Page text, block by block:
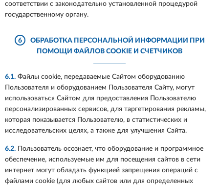
соответствии с законодательно установленной процедурой
государственному органу.
6
ОБРАБОТКА ПЕРСОНАЛЬНОЙ ИНФОРМАЦИИ ПРИ
ПОМОЩИ ФАЙЛОВ COOKIE И СЧЕТЧИКОВ
6.1. Файлы cookie, передаваемые Сайтом оборудованию
Пользователя и оборудованием Пользователя Сайту, могут
использоваться Сайтом для предоставления Пользователю
персонализированных сервисов, для таргетирования рекламы,
которая показывается Пользователю, в статистических и
исследовательских целях, а также для улучшения Сайта.
6.2. Пользователь осознает, что оборудование и программное
обеспечение, используемые им для посещения сайтов в сети
интернет могут обладать функцией запрещения операций с
файлами cookie (для любых сайтов или для определенных